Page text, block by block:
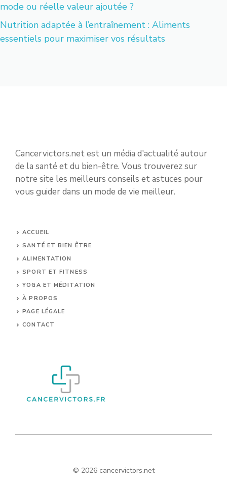
mode ou réelle valeur ajoutée ?
Nutrition adaptée à l’entraînement : Aliments
essentiels pour maximiser vos résultats
Cancervictors.net est un média d'actualité autour
de la santé et du bien-être. Vous trouverez sur
notre site les meilleurs conseils et astuces pour
vous guider dans un mode de vie meilleur.
ACCUEIL
SANTÉ ET BIEN ÊTRE
ALIMENTATION
SPORT ET FITNESS
YOGA ET MÉDITATION
À PROPOS
PAGE LÉGALE
CONTACT
© 2026 cancervictors.net